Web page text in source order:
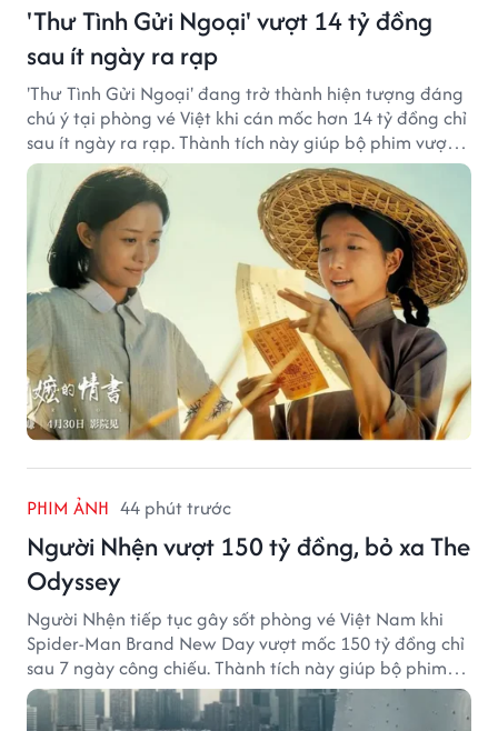
'Thư Tình Gửi Ngoại' vượt 14 tỷ đồng
sau ít ngày ra rạp
'Thư Tình Gửi Ngoại' đang trở thành hiện tượng đáng
chú ý tại phòng vé Việt khi cán mốc hơn 14 tỷ đồng chỉ
sau ít ngày ra rạp. Thành tích này giúp bộ phim vượt
kỳ vọng ban đầu và duy trì sức hút giữa cuộc cạnh
tranh của nhiều tác phẩm lớn.
PHIM ẢNH 44 phút trước
Người Nhện vượt 150 tỷ đồng, bỏ xa The
Odyssey
Người Nhện tiếp tục gây sốt phòng vé Việt Nam khi
Spider-Man Brand New Day vượt mốc 150 tỷ đồng chỉ
sau 7 ngày công chiếu. Thành tích này giúp bộ phim
của Tom Holland tạo khoảng cách đáng kể với The
Odyssey trên đường đua doanh thu.